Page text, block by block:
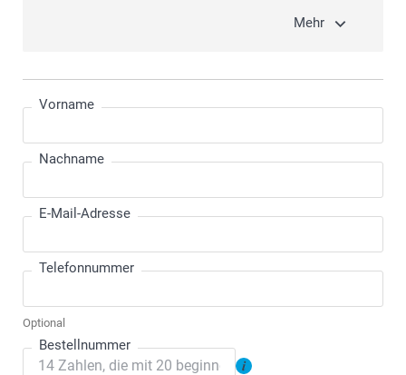
Mehr
Vorname
Nachname
E-Mail-Adresse
Telefonnummer
Optional
Bestellnummer